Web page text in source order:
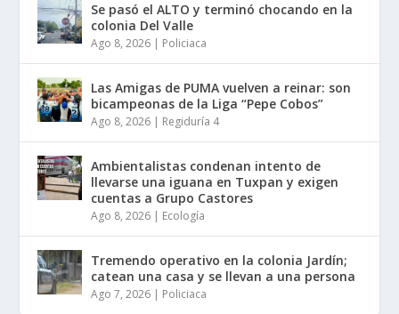
Se pasó el ALTO y terminó chocando en la
colonia Del Valle
Ago 8, 2026 | Policiaca
Las Amigas de PUMA vuelven a reinar: son
bicampeonas de la Liga “Pepe Cobos”
Ago 8, 2026 | Regiduría 4
Ambientalistas condenan intento de
llevarse una iguana en Tuxpan y exigen
cuentas a Grupo Castores
Ago 8, 2026 | Ecología
Tremendo operativo en la colonia Jardín;
catean una casa y se llevan a una persona
Ago 7, 2026 | Policiaca